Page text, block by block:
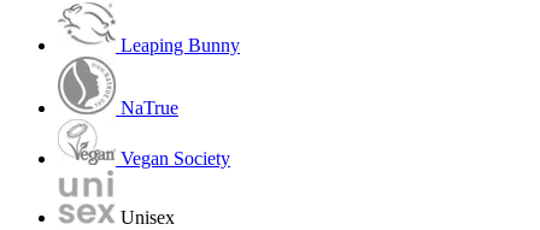
Leaping Bunny
NaTrue
Vegan Society
Unisex